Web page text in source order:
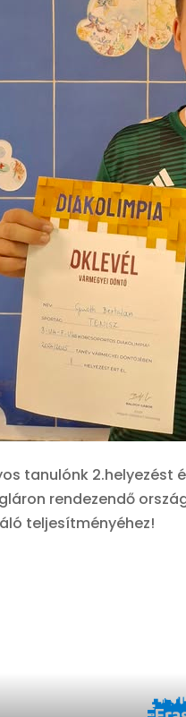
tanulónk 2.helyezést
rendezendő
teljesítményéhez!